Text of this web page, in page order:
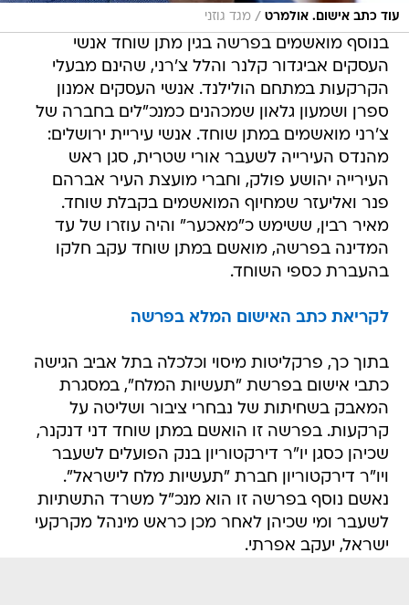
עוד כתב אישום. אולמרט / מגד גוזני
בנוסף מואשמים בפרשה בגין מתן שוחד אנשי
העסקים אביגדור קלנר והלל צ'רני, שהינם מבעלי
הקרקעות במתחם הולילנד. אנשי העסקים אמנון
ספרן ושמעון גלאון שמכהנים כמנכ"לים בחברה של
צ'רני מואשמים במתן שוחד. אנשי עיריית ירושלים:
מהנדס העירייה לשעבר אורי שטרית, סגן ראש
העירייה יהושע פולק, וחברי מועצת העיר אברהם
פנר ואליעזר שמחיוף המואשמים בקבלת שוחד.
מאיר רבין, ששימש כ"מאכער" והיה עוזרו של עד
המדינה בפרשה, מואשם במתן שוחד עקב חלקו
בהעברת כספי השוחד.
לקריאת כתב האישום המלא בפרשה
בתוך כך, פרקליטות מיסוי וכלכלה בתל אביב הגישה
כתבי אישום בפרשת "תעשיות המלח", במסגרת
המאבק בשחיתות של נבחרי ציבור ושליטה על
קרקעות. בפרשה זו הואשם במתן שוחד דני דנקנר,
שכיהן כסגן יו"ר דירקטוריון בנק הפועלים לשעבר
ויו"ר דירקטוריון חברת "תעשיות מלח לישראל".
נאשם נוסף בפרשה זו הוא מנכ"ל משרד התשתיות
לשעבר ומי שכיהן לאחר מכן כראש מינהל מקרקעי
ישראל, יעקב אפרתי.